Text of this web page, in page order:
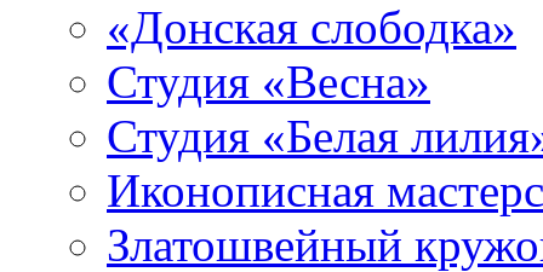
«Донская слободка»
Студия «Весна»
Студия «Белая
Иконописная
Златошвейный